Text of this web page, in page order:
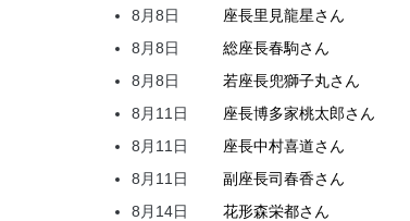
8月8日
座長里見龍星さん
8月8日
総座長春駒さん
8月8日
若座長兜獅子丸さん
8月11日
座長博多家桃太郎さん
8月11日
座長中村喜道さん
8月11日
副座長司春香さん
8月14日
花形森栄都さん